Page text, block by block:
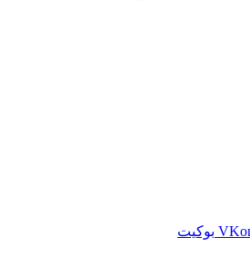
بوكيت